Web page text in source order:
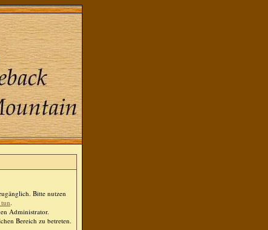
Bitte nutzen
.
Administrator.
Bereich zu betreten.